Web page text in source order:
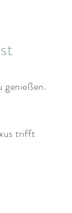
genießen.
trifft